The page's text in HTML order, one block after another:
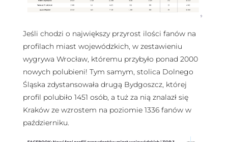
Jeśli chodzi o największy przyrost ilości fanów na
profilach miast wojewódzkich, w zestawieniu
wygrywa Wrocław, któremu przybyło ponad 2000
nowych polubieni! Tym samym, stolica Dolnego
Śląska zdystansowała drugą Bydgoszcz, której
profil polubiło 1451 osób, a tuż za nią znalazł się
Kraków ze wzrostem na poziomie 1336 fanów w
październiku.